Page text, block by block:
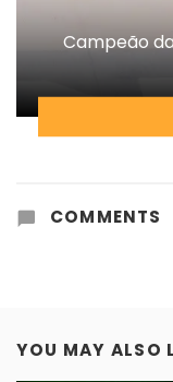
Campeão
COMMENTS
YOU MAY ALSO